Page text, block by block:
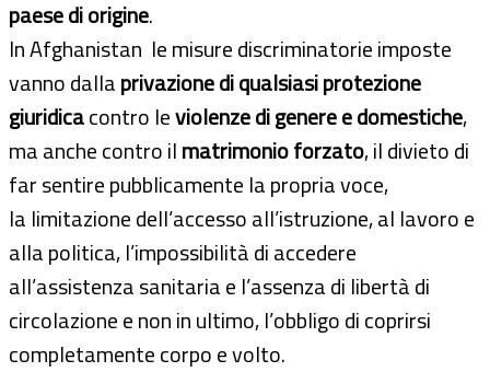
paese di origine.
In Afghanistan le misure discriminatorie imposte
vanno dallaprivazione di qualsiasi protezione
giuridicacontro leviolenze di genere e domestiche,
ma anche contro ilmatrimonio forzato, il divieto di
far sentire pubblicamente la propria voce,
la limitazione dell’accesso all’istruzione, al lavoro e
alla politica, l’impossibilità di accedere
all’assistenza sanitaria e l’assenza di libertà di
circolazione e non in ultimo, l’obbligo di coprirsi
completamente corpo e volto.